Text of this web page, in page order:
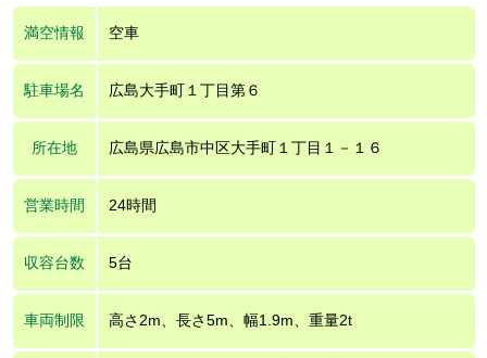
満空情報 空車
駐車場名 広島大手町１丁目第６
所在地 広島県広島市中区大手町１丁目１－１６
営業時間 24時間
収容台数 5台
車両制限 高さ2m、長さ5m、幅1.9m、重量2t